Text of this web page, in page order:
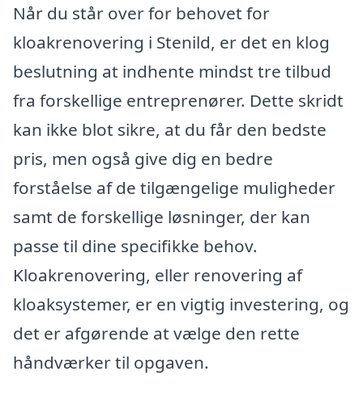
Når du står over for behovet for
kloakrenovering i Stenild, er det en klog
beslutning at indhente mindst tre tilbud
fra forskellige entreprenører. Dette skridt
kan ikke blot sikre, at du får den bedste
pris, men også give dig en bedre
forståelse af de tilgængelige muligheder
samt de forskellige løsninger, der kan
passe til dine specifikke behov.
Kloakrenovering, eller renovering af
kloaksystemer, er en vigtig investering, og
det er afgørende at vælge den rette
håndværker til opgaven.